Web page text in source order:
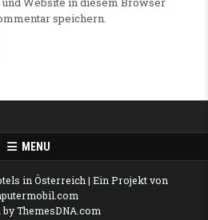
speichern.
MENU
in Österreich | Ein Projekt von
by ThemesDNA.com